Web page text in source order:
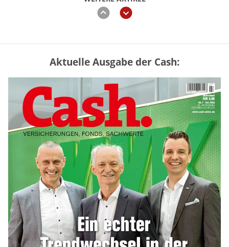
Mütterrente III Tabelle: So viel Renten-
Nachzahlung ist pro Kind möglich
mehr
„Jung kauft Alt“ 2026: Neue Förderung im
Überblick – Tabelle mit Kreditbeträgen
und Einkommensgrenzen
mehr
Bitcoin im Wartemodus: Fed und CLARITY
Act geben die Richtung vor
mehr
Aktuelle Ausgabe der Cash: